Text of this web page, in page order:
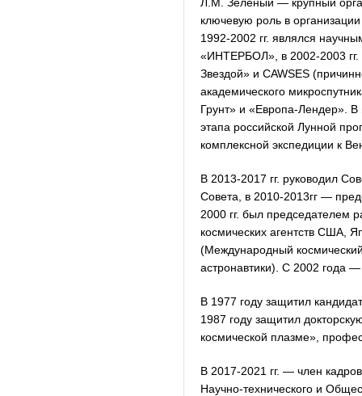
ключевую роль в
1992-2002 гг. являлся
«ИНТЕРБОЛ», в 2002-2003
Звездой» и CAWSES
академического
Грунт» и «Европа-Лендер».
этапа российской Лунной
комплексной экспедиции к
В 2013-2017 гг. руководил
Совета, в 2010-2013гг —
2000 гг. был председателем
космических агентств США,
(Международный
астронавтики). С 2002 года
В 1977 году защитил
1987 году защитил
космической плазме»,
В 2017-2021 гг. — член
Научно-технического и